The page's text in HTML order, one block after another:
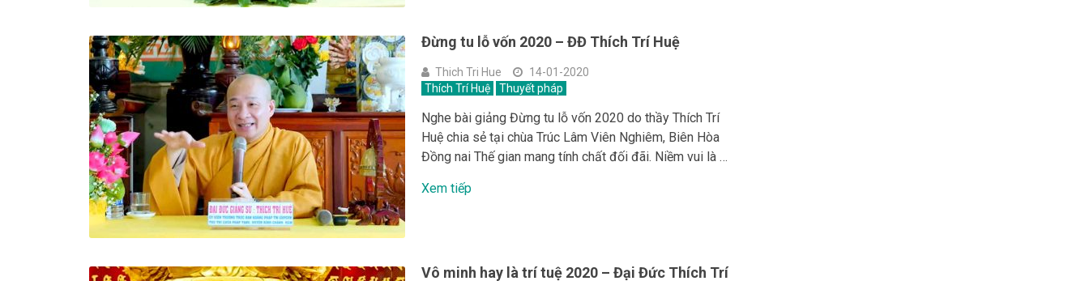
Đừng tu lỗ vốn 2020 – ĐĐ Thích Trí Huệ
Thich Tri Hue
14-01-2020
Thích Trí Huệ
Thuyết pháp
Nghe bài giảng Đừng tu lỗ vốn 2020 do thầy Thích Trí
Huệ chia sẻ tại chùa Trúc Lâm Viên Nghiêm, Biên Hòa
Đồng nai Thế gian mang tính chất đối đãi. Niềm vui là …
Xem tiếp
Vô minh hay là trí tuệ 2020 – Đại Đức Thích Trí